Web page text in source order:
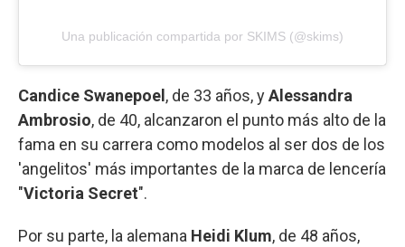
Una publicación compartida por SKIMS (@skims)
Candice Swanepoel , de 33 años, yAlessandra
Ambrosio, de 40, alcanzaron el punto más alto de la
fama en su carrera como modelos al ser dos de los
'angelitos' más importantes de la marca de lencería
"Victoria Secret".
Por su parte, la alemana Heidi Klum, de 48 años,